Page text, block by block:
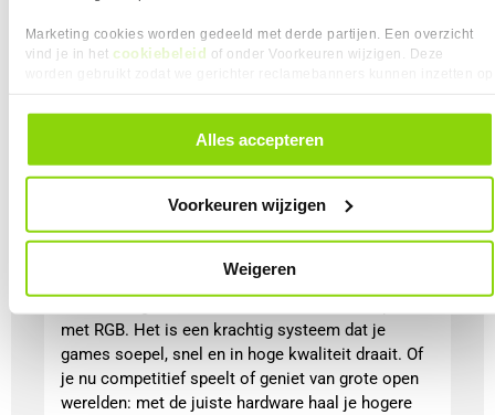
Marketing cookies worden gedeeld met derde partijen. Een overzicht
vind je in het cookiebeleid of onder Voorkeuren wijzigen. Deze
alle cookies. Je kunt je gegeven toestemming altijd intrekken, dit doe je
door in de footer van onze website te klikken op ‘Cookievoorkeuren’
Alles accepteren
Voorkeuren wijzigen
Weigeren
Lees meer
Gaming PC systemen
met RGB. Het is een krachtig systeem dat je
games soepel, snel en in hoge kwaliteit draait. Of
je nu competitief speelt of geniet van grote open
werelden: met de juiste hardware haal je hogere